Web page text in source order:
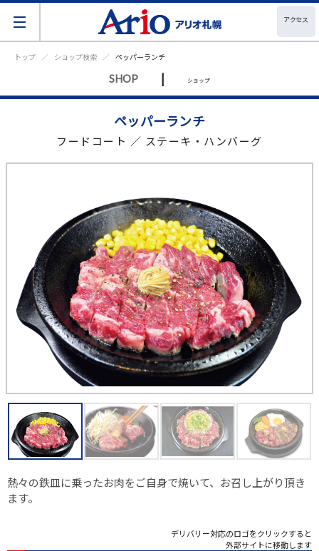
アクセス
トップ ショップ検索 ペッパーランチ
SHOP | ショップ
ペッパーランチ
フードコート ／ ステーキ・ハンバーグ
熱々の鉄皿に乗ったお肉をご自身で焼いて、お召し上がり頂き
ます。
デリバリー対応のロゴをクリックすると
外部サイトに移動します